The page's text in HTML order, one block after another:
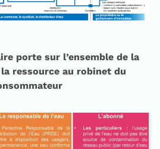
porte sur l’ensemble de la
ressource au robinet du